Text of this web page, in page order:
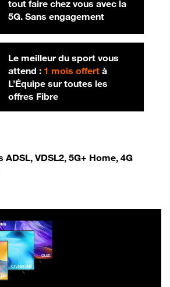
tout faire chez vous avec la
5G. Sans engagement
Le meilleur du sport vous
attend : 1 mois offertà
L’Équipe sur toutes les
offres Fibre
VDSL2, 5G+ Home, 4G